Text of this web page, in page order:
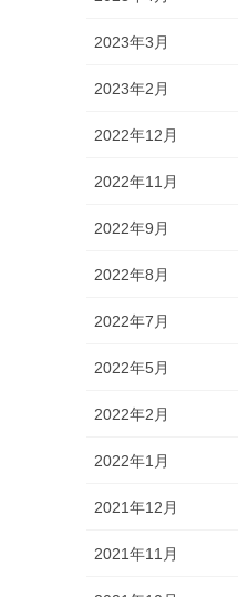
2023年3月
2023年2月
2022年12月
2022年11月
2022年9月
2022年8月
2022年7月
2022年5月
2022年2月
2022年1月
2021年12月
2021年11月